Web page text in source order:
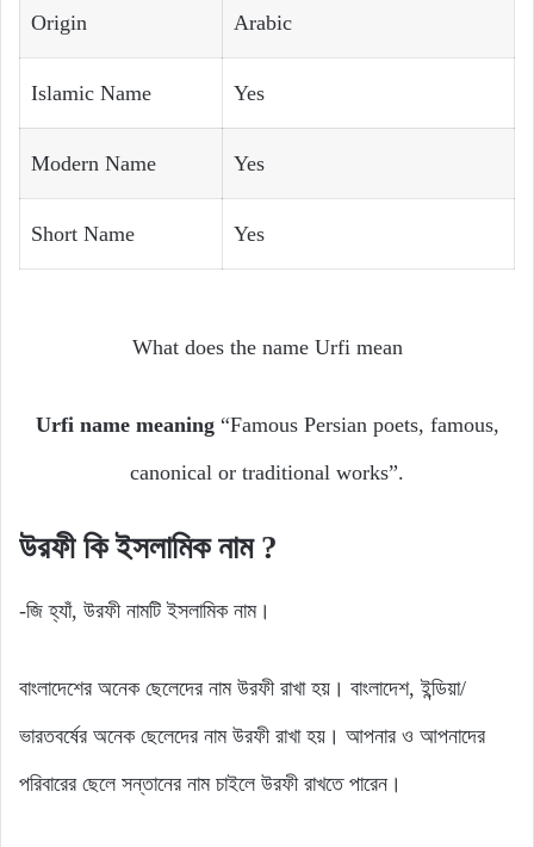
Origin Arabic
Islamic Name Yes
Modern Name Yes
Short Name Yes
What does the name Urfi mean
Urfi name meaning “Famous Persian poets, famous,
canonical or traditional works”.
উরফী কিইসলামিকনাম ?
-জি হ্যাঁ, উরফী নামটি ইসলামিক নাম।
বাংলাদেশের অনেক ছেলেদের নাম উরফী রাখা হয়। বাংলাদেশ, ইন্ডিয়া/
ভারতবর্ষের অনেক ছেলেদের নাম উরফী রাখা হয়। আপনার ও আপনাদের
পরিবারের ছেলে সন্তানের নাম চাইলে উরফী রাখতে পারেন।